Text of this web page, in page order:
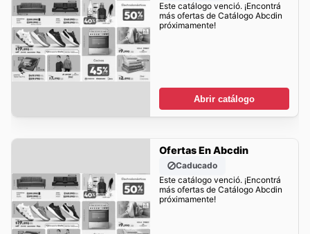
Este catálogo venció. ¡Encontrá
más ofertas de Catálogo Abcdin
próximamente!
Abrir catálogo
Ofertas En Abcdin
Caducado
Este catálogo venció. ¡Encontrá
más ofertas de Catálogo Abcdin
próximamente!